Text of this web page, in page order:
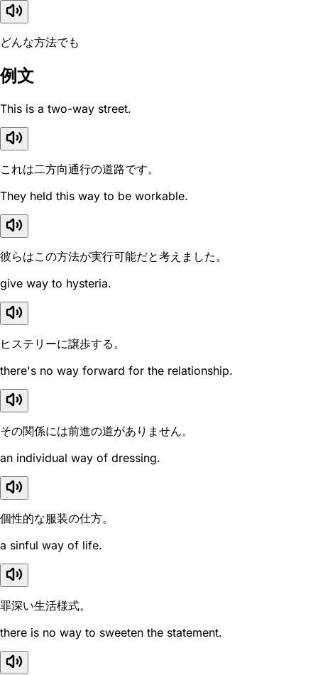
どんな方法でも
例文
This is a two-way street.
これは二方向通行の道路です。
They held this way to be workable.
彼らはこの方法が実行可能だと考えました。
give way to hysteria.
ヒステリーに譲歩する。
there's no way forward for the relationship.
その関係には前進の道がありません。
an individual way of dressing.
個性的な服装の仕方。
a sinful way of life.
罪深い生活様式。
there is no way to sweeten the statement.